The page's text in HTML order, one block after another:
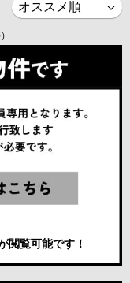
閲覧可能です！